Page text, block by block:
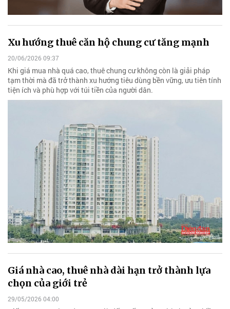
Xu hướng thuê căn hộ chung cư tăng mạnh
20/06/2026 09:37
Khi giá mua nhà quá cao, thuê chung cư không còn là giải pháp
tạm thời mà đã trở thành xu hướng tiêu dùng bền vững, ưu tiên tính
tiện ích và phù hợp với túi tiền của người dân.
Giá nhà cao, thuê nhà dài hạn trở thành lựa
chọn của giới trẻ
29/05/2026 04:00